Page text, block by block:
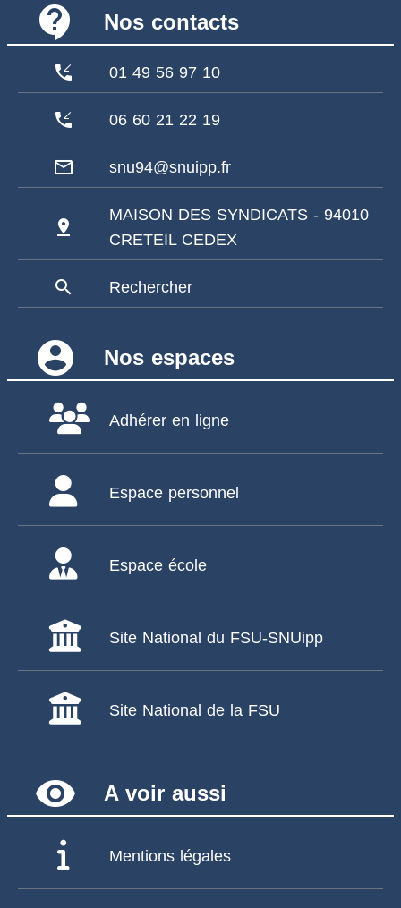
contact_support Nos contacts
phone_callback 01 49 56 97 10
phone_callback 06 60 21 22 19
mail_outline snu94@snuipp.fr
pin_drop
MAISON DES SYNDICATS - 94010
CRETEIL CEDEX
search Rechercher
account_circle Nos espaces
Adhérer en ligne
Espace personnel
Espace école
Site National du FSU-SNUipp
Site National de la FSU
remove_red_eye A voir aussi
Mentions légales